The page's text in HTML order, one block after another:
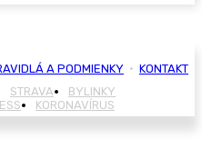
A PODMIENKY • KONTAKT
STRAVA
BYLINKY
KORONAVÍRUS